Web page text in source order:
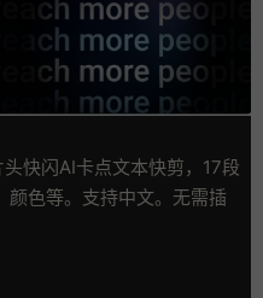
快闪AI卡点文本快剪，17段
颜色等。支持中文。无需插